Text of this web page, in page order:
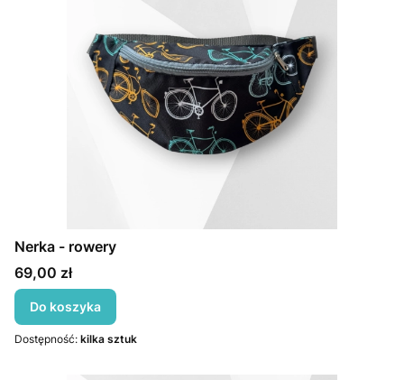
Nerka - rowery
Cena
69,00 zł
Do koszyka
Dostępność: kilka sztuk